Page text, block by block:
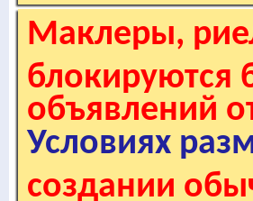
Маклеры,
блокируются
объявлений
Условиях
создании